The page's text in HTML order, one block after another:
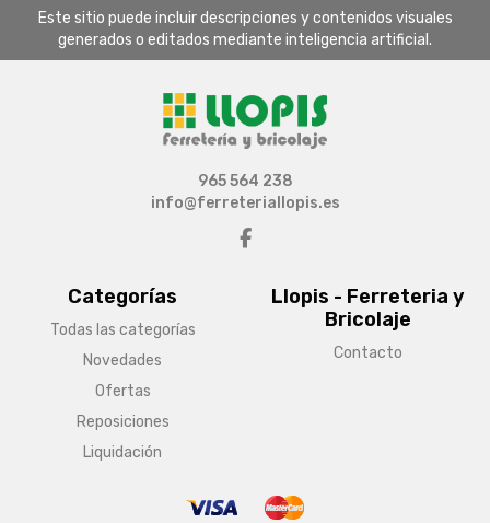
Este sitio puede incluir descripciones y contenidos visuales
generados o editados mediante inteligencia artificial.
Categorías
Todas las categorías
Novedades
Ofertas
Reposiciones
Liquidación
Llopis - Ferreteria y
Bricolaje
Contacto
965 564 238
info@ferreteriallopis.es